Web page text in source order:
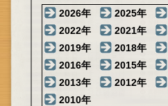
2026年 2025年
2022年
2021年
2019年
2018年
2016年
2015年
2013年
2012年
2010年